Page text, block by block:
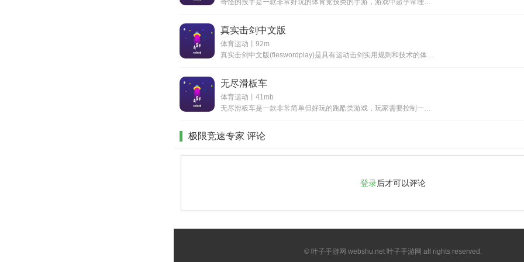
奇怪的投手是一款非常好玩的体育竞技类的手游，游戏中超乎常理的可以投出很多疯狂的球，来达到各种疯狂的效果!玩家要操作打击者来面对投手，而投手也跟现实生活中的投手一样，会投出好球跟坏球以及「触身球」，而本作的游戏目的就是要仔细选球来作出回避跟打
真实击剑中文版
体育运动丨92m
真实击剑中文版(fieswordplay)是具有运动击剑实用规则和技术的体育竞技游戏。游戏中的3d图片也使游戏场景和角色动作非常精致，真实地模拟了击剑场上真实的物理操作动作，但玩家可以感受到击剑的魅力，喜欢体育击剑系列的战斗类游戏别错过，感
无尽滑板车
体育运动丨41mb
无尽滑板车是一款非常简单但好玩的跑酷类游戏，玩家需要控制一个滑板车在城市中不断地向前行驶并躲避各种障碍物和难题。游戏的操作非常简单，只需要通过滑动手指控制滑板车的移动，在空中可以进行高难度动作来获得额外的奖励。此外游戏中还有各种可解锁的滑板
极限竞速专家 评论
登录后才可以评论
© 叶子手游网 webshu.net 叶子手游网 all rights reserved.